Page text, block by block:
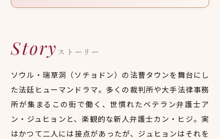
Story ストーリー
ソウル・瑞草洞（ソチョドン）の法曹タウンを舞台にし
た法廷ヒューマンドラマ。多くの裁判所や大手法律事務
所が集まるこの街で働く、世慣れたベテラン弁護士ア
ン・ジュヒョンと、楽観的な新人弁護士カン・ヒジ。実
はかつて二人には接点があったが、ジュヒョンはそれを